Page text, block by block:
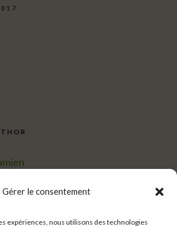
Gérer le consentement
expériences, nous utilisons des technologies